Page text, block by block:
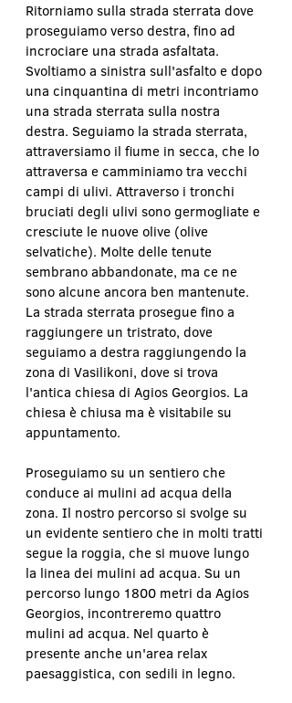
Ritorniamo sulla strada sterrata dove
proseguiamo verso destra, fino ad
incrociare una strada asfaltata.
Svoltiamo a sinistra sull'asfalto e dopo
una cinquantina di metri incontriamo
una strada sterrata sulla nostra
destra. Seguiamo la strada sterrata,
attraversiamo il fiume in secca, che lo
attraversa e camminiamo tra vecchi
campi di ulivi. Attraverso i tronchi
bruciati degli ulivi sono germogliate e
cresciute le nuove olive (olive
selvatiche). Molte delle tenute
sembrano abbandonate, ma ce ne
sono alcune ancora ben mantenute.
La strada sterrata prosegue fino a
raggiungere un tristrato, dove
seguiamo a destra raggiungendo la
zona di Vasilikoni, dove si trova
l'antica chiesa di Agios Georgios. La
chiesa è chiusa ma è visitabile su
appuntamento.
Proseguiamo su un sentiero che
conduce ai mulini ad acqua della
zona. Il nostro percorso si svolge su
un evidente sentiero che in molti tratti
segue la roggia, che si muove lungo
la linea dei mulini ad acqua. Su un
percorso lungo 1800 metri da Agios
Georgios, incontreremo quattro
mulini ad acqua. Nel quarto è
presente anche un'area relax
paesaggistica, con sedili in legno.